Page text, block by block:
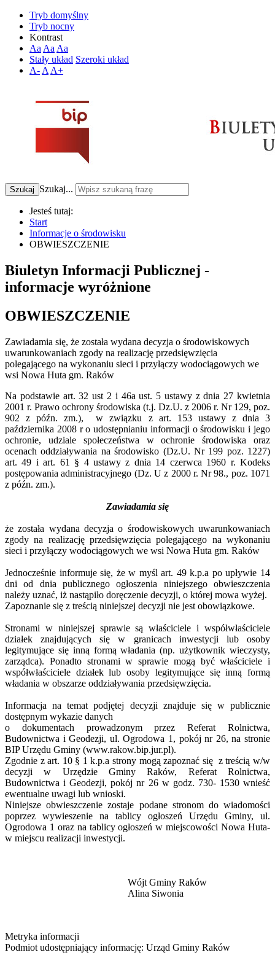
Tryb domyślny
Tryb nocny
Kontrast
Aa Aa Aa
Stały układ Szeroki układ
A- A A+
Szukaj Szukaj...
Jesteś tutaj:
Start
Informacje o środowisku
OBWIESZCZENIE
Biuletyn Informacji Publicznej -
informacje wyróżnione
OBWIESZCZENIE
Zawiadamia się, że została wydana decyzja o środowiskowych
uwarunkowaniach zgody na realizację przedsięwzięcia
polegającego na wykonaniu sieci i przyłączy wodociągowych we
wsi Nowa Huta gm. Raków
Na podstawie art. 32 ust 2 i 46a ust. 5 ustawy z dnia 27 kwietnia
2001 r. Prawo ochrony środowiska (t.j. Dz.U. z 2006 r. Nr 129, poz.
902 z późn. zm.), w związku z art. 153 ustawy z dnia 3
października 2008 r o udostępnianiu informacji o środowisku i jego
ochronie, udziale społeczeństwa w ochronie środowiska oraz
ocenach oddziaływania na środowisko (Dz.U. Nr 199 poz. 1227)
art. 49 i art. 61 § 4 ustawy z dnia 14 czerwca 1960 r. Kodeks
postępowania administracyjnego (Dz. U z 2000 r. Nr 98., poz. 1071
z późn. zm.).
Zawiadamia się
że została wydana decyzja o środowiskowych uwarunkowaniach
zgody na realizację przedsięwzięcia polegającego na wykonaniu
sieci i przyłączy wodociągowych we wsi Nowa Huta gm. Raków
Jednocześnie informuje się, że w myśl art. 49 k.p.a po upływie 14
dni od dnia publicznego ogłoszenia niniejszego obwieszczenia
należy uznać, iż nastąpiło doręczenie decyzji, o której mowa wyżej.
Zapoznanie się z treścią niniejszej decyzji nie jest obowiązkowe.
Stronami w niniejszej sprawie są właściciele i współwłaściciele
działek znajdujących się w granicach inwestycji lub osoby
legitymujące się inną formą władania (np. użytkownik wieczysty,
zarządca). Ponadto stronami w sprawie mogą być właściciele i
współwłaściciele działek lub osoby legitymujące się inną formą
władania w obszarze oddziaływania przedsięwzięcia.
Informacja na temat podjętej decyzji znajduje się w publicznie
dostępnym wykazie danych
o dokumentach prowadzonym przez Referat Rolnictwa,
Budownictwa i Geodezji, ul. Ogrodowa 1, pokój nr 26, na stronie
BIP Urzędu Gminy (www.rakow.bip.jur.pl).
Zgodnie z art. 10 § 1 k.p.a strony mogą zapoznać się z treścią w/w
decyzji w Urzędzie Gminy Raków, Referat Rolnictwa,
Budownictwa i Geodezji, pokój nr 26 w godz. 730- 1530 wnieść
ewentualne uwagi lub wnioski.
Niniejsze obwieszczenie zostaje podane stronom do wiadomości
poprzez wywieszenie na tablicy ogłoszeń Urzędu Gminy, ul.
Ogrodowa 1 oraz na tablicy ogłoszeń w miejscowości Nowa Huta-
w miejscu realizacji inwestycji.
Wójt Gminy Raków
Alina Siwonia
Metryka informacji
Podmiot udostępniający informację: Urząd Gminy Raków